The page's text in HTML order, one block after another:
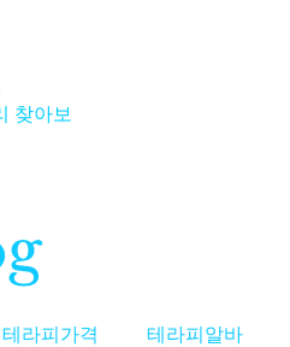
찾아보
테라피가격 테라피알바